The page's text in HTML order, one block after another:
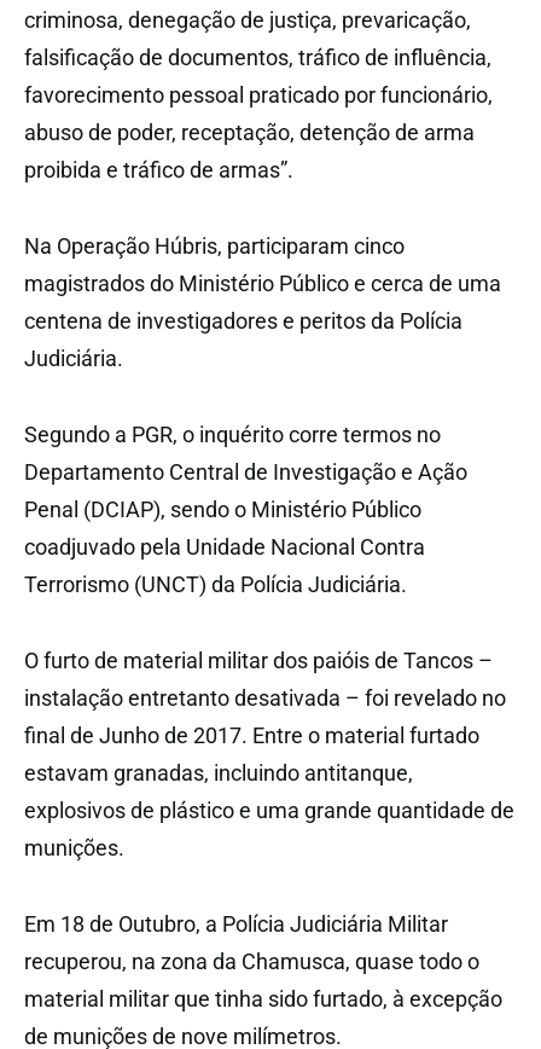
criminosa, denegação de justiça, prevaricação,
falsificação de documentos, tráfico de influência,
favorecimento pessoal praticado por funcionário,
abuso de poder, receptação, detenção de arma
proibida e tráfico de armas”.
Na Operação Húbris, participaram cinco
magistrados do Ministério Público e cerca de uma
centena de investigadores e peritos da Polícia
Judiciária.
Segundo a PGR, o inquérito corre termos no
Departamento Central de Investigação e Ação
Penal (DCIAP), sendo o Ministério Público
coadjuvado pela Unidade Nacional Contra
Terrorismo (UNCT) da Polícia Judiciária.
O furto de material militar dos paióis de Tancos –
instalação entretanto desativada – foi revelado no
final de Junho de 2017. Entre o material furtado
estavam granadas, incluindo antitanque,
explosivos de plástico e uma grande quantidade de
munições.
Em 18 de Outubro, a Polícia Judiciária Militar
recuperou, na zona da Chamusca, quase todo o
material militar que tinha sido furtado, à excepção
de munições de nove milímetros.